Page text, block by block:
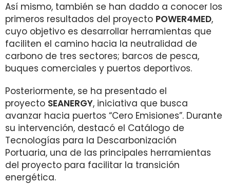
Así mismo, también se han daddo a conocer los
primeros resultados del proyecto POWER4MED,
cuyo objetivo es desarrollar herramientas que
faciliten el camino hacia la neutralidad de
carbono de tres sectores; barcos de pesca,
buques comerciales y puertos deportivos.
Posteriormente, se ha presentado el
proyecto SEANERGY, iniciativa que busca
avanzar hacia puertos “Cero Emisiones”. Durante
su intervención, destacó el Catálogo de
Tecnologías para la Descarbonización
Portuaria, una de las principales herramientas
del proyecto para facilitar la transición
energética.